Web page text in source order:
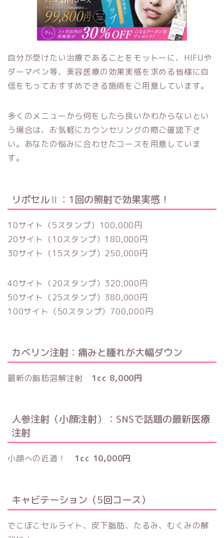
自分が受けたい治療であることをモットーに、HIFUや
ダーマペン等、美容医療の効果実感を求める皆様に自
信をもっておすすめできる施術をご用意しています。
多くのメニューから何をしたら良いかわからないとい
う場合は、お気軽にカウンセリングの際ご確認下さ
い。あなたの悩みに合わせたコースを用意していま
す。
リポセルⅡ：1回の照射で効果実感！
10サイト（5スタンプ）100,000円
20サイト（10スタンプ）180,000円
30サイト（15スタンプ）250,000円
40サイト（20スタンプ）320,000円
50サイト（25スタンプ）380,000円
100サイト（50スタンプ）700,000円
カベリン注射：痛みと腫れが大幅ダウン
最新の脂肪溶解注射 1cc 8,000円
人参注射（小顔注射）：SNSで話題の最新医療
注射
小顔への近道！ 1cc 10,000円
キャビテーション（5回コース）
でこぼこセルライト、皮下脂肪、たるみ、むくみの解